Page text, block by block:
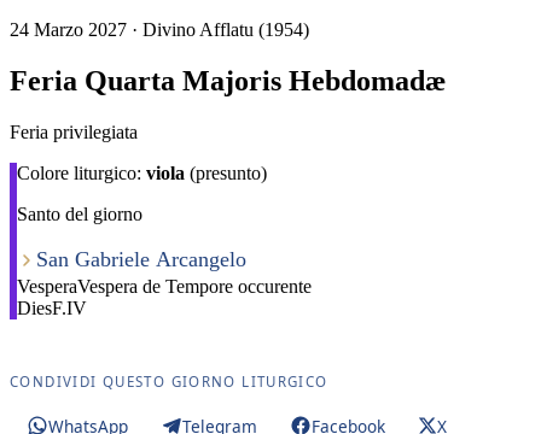
24 Marzo 2027 · Divino Afflatu (1954)
Feria Quarta Majoris Hebdomadæ
Feria privilegiata
Colore liturgico: viola (presunto)
Santo del giorno
San Gabriele Arcangelo
VesperaVespera de Tempore occurente
DiesF.IV
CONDIVIDI QUESTO GIORNO LITURGICO
WhatsApp Telegram Facebook
X